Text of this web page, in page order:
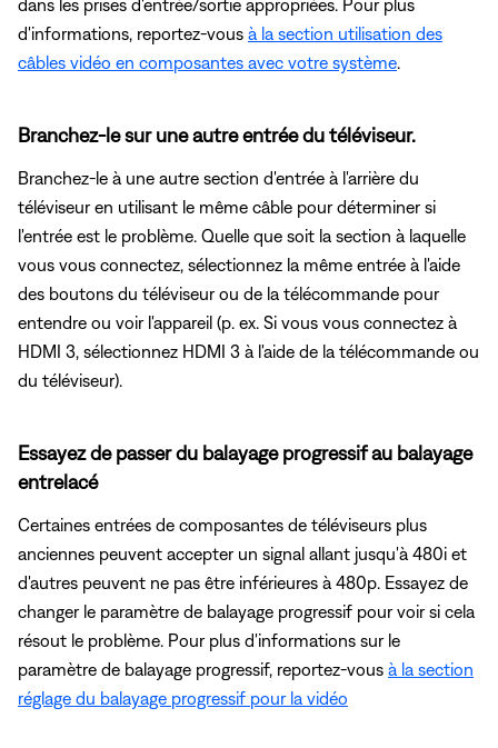
d'informations, reportez-vous à la section utilisation des
câbles vidéo en composantes avec votre système
Branchez-le sur une autre entrée du téléviseur.
Branchez-le à une autre section d'entrée à l'arrière du
téléviseur en utilisant le même câble pour déterminer si
l'entrée est le problème. Quelle que soit la section à laquelle
vous vous connectez, sélectionnez la même entrée à l'aide
des boutons du téléviseur ou de la télécommande pour
entendre ou voir l'appareil (p. ex. Si vous vous connectez à
HDMI 3, sélectionnez HDMI 3 à l'aide de la télécommande ou
du téléviseur).
Essayez de passer du balayage progressif au balayage
entrelacé
Certaines entrées de composantes de téléviseurs plus
anciennes peuvent accepter un signal allant jusqu'à 480i et
d'autres peuvent ne pas être inférieures à 480p. Essayez de
changer le paramètre de balayage progressif pour voir si cela
résout le problème. Pour plus d'informations sur le
paramètre de balayage progressif, reportez-vous à la section
réglage du balayage progressif pour la vidéo